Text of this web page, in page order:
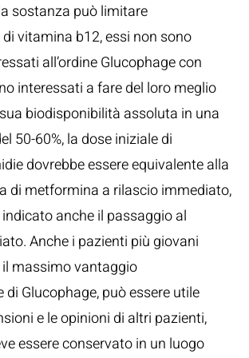
sostanza può limitare
vitamina b12, essi non sono
all’ordine Glucophage con
interessati a fare del loro meglio
biodisponibilità assoluta in una
50-60%, la dose iniziale di
dovrebbe essere equivalente alla
di metformina a rilascio immediato,
anche il passaggio al
Anche i pazienti più giovani
massimo vantaggio
di Glucophage, può essere utile
e le opinioni di altri pazienti,
essere conservato in un luogo